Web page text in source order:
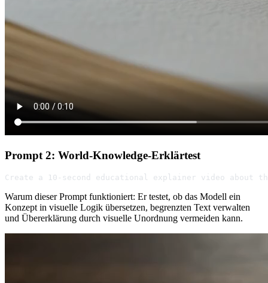
Prompt 2: World-Knowledge-Erklärtest
Create a 10-second educational explainer video
Warum dieser Prompt funktioniert: Er testet, ob das Modell ein
Konzept in visuelle Logik übersetzen, begrenzten Text verwalten
und Übererklärung durch visuelle Unordnung vermeiden kann.